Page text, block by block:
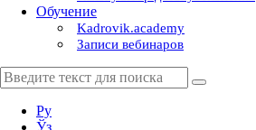
Обучение
Kadrovik.academy
Записи вебинаров
Ру